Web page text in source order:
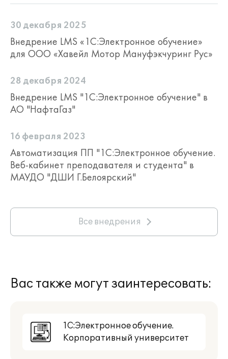
30 декабря 2025
Внедрение LMS «1С:Электронное обучение»
для ООО «Хавейл Мотор Мануфэкчуринг Рус»
28 декабря 2024
Внедрение LMS "1С:Электронное обучение" в
АО "НафтаГаз"
16 февраля 2023
Автоматизация ПП "1С:Электронное обучение.
Веб-кабинет преподавателя и студента" в
МАУДО "ДШИ Г.Белоярский"
Все внедрения
Вас также могут заинтересовать:
1С:Электронное обучение.
Корпоративный университет